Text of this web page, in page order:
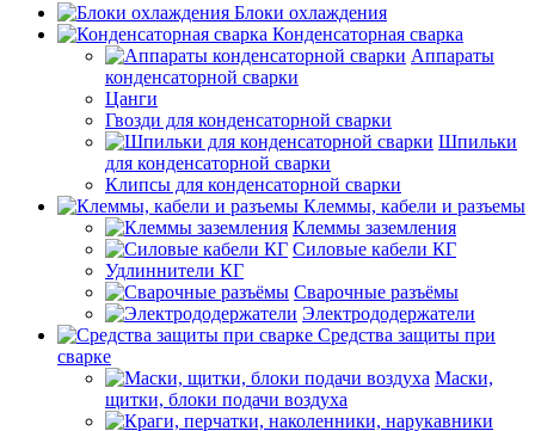
Блоки охлаждения
Конденсаторная сварка
Аппараты
конденсаторной сварки
Цанги
Гвозди для конденсаторной сварки
Шпильки
для конденсаторной сварки
Клипсы для конденсаторной сварки
Клеммы, кабели и разъемы
Клеммы заземления
Силовые кабели КГ
Удлиннители КГ
Сварочные разъёмы
Электрододержатели
Средства защиты при
сварке
Маски,
щитки, блоки подачи воздуха